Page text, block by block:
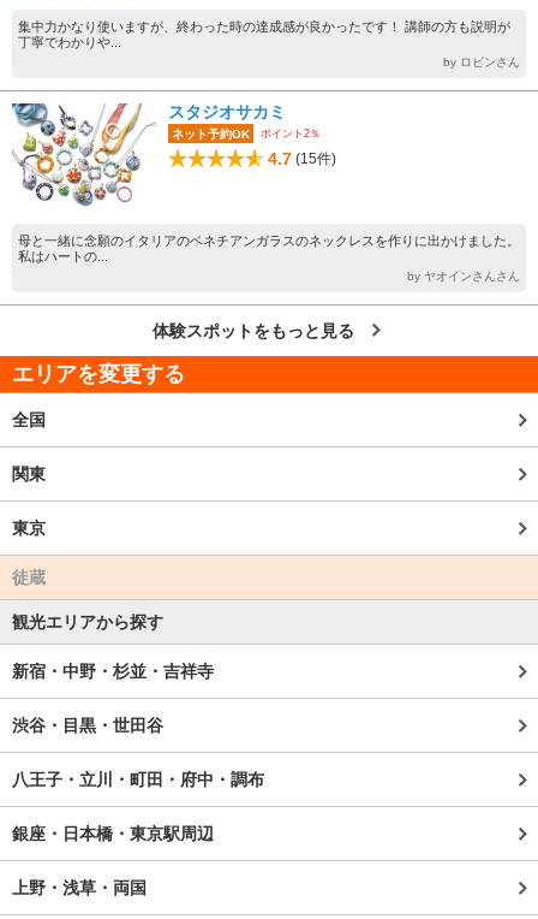
集中力かなり使いますが、終わった時の達成感が良かったです！ 講師の方も説明が
丁寧でわかりや...
by ロビンさん
スタジオサカミ
ネット予約OK ポイント2％
4.7 (15件)
母と一緒に念願のイタリアのベネチアンガラスのネックレスを作りに出かけました。
私はハートの...
by ヤオインさんさん
体験スポットをもっと見る
エリアを変更する
全国
関東
東京
徒蔵
観光エリアから探す
新宿・中野・杉並・吉祥寺
渋谷・目黒・世田谷
八王子・立川・町田・府中・調布
銀座・日本橋・東京駅周辺
上野・浅草・両国